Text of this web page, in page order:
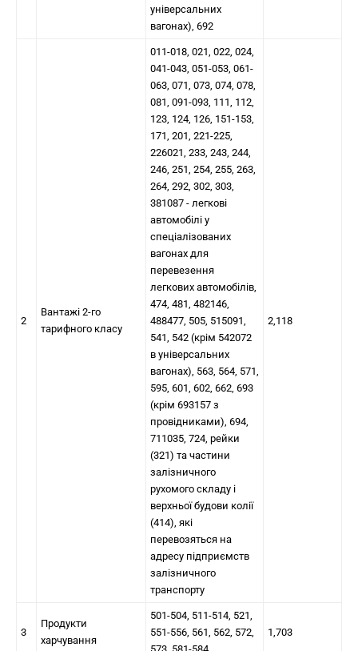
універсальних
вагонах), 692
2
Вантажі 2-го
тарифного класу
011-018, 021, 022, 024,
041-043, 051-053, 061-
063, 071, 073, 074, 078,
081, 091-093, 111, 112,
123, 124, 126, 151-153,
171, 201, 221-225,
226021, 233, 243, 244,
246, 251, 254, 255, 263,
264, 292, 302, 303,
381087 - легкові
автомобілі у
спеціалізованих
вагонах для
перевезення
легкових автомобілів,
474, 481, 482146,
488477, 505, 515091,
541, 542 (крім 542072
в універсальних
вагонах), 563, 564, 571,
595, 601, 602, 662, 693
(крім 693157 з
провідниками), 694,
711035, 724, рейки
(321) та частини
залізничного
рухомого складу і
верхньої будови колії
(414), які
перевозяться на
адресу підприємств
залізничного
транспорту
2,118
3
Продукти
харчування
501-504, 511-514, 521,
551-556, 561, 562, 572,
1,703